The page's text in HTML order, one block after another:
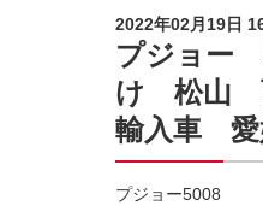
2022年02月19日
プジョー
け 松山
輸入車
プジョー5008